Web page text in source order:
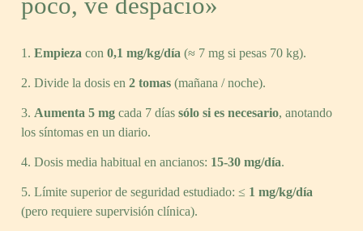
Empieza con0,1 mg/kg/día (≈ 7 mg si pesas 70 kg).
Divide la dosis en2 tomas (mañana / noche).
Aumenta 5 mg cada 7 díassólo si es necesario, anotando
los síntomas en un diario.
Dosis media habitual en ancianos: 15-30 mg/día.
Límite superior de seguridad estudiado: ≤ 1 mg/kg/día
(pero requiere supervisión clínica).